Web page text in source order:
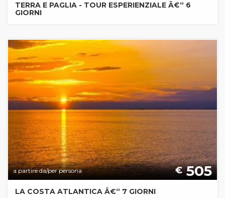
TERRA E PAGLIA - TOUR ESPERIENZIALE Â€“ 6
GIORNI
a partire da/per persona € 505
LA COSTA ATLANTICA Â€“ 7 GIORNI